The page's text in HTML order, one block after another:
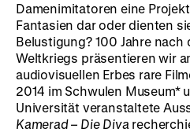
Damenimitatoren eine
Fantasien dar oder dienten
Belustigung? 100 Jahre nach
Weltkriegs präsentieren wir
audiovisuellen Erbes rare
2014 im Schwulen Museum*
Universität veranstaltete
Kamerad – Die Diva